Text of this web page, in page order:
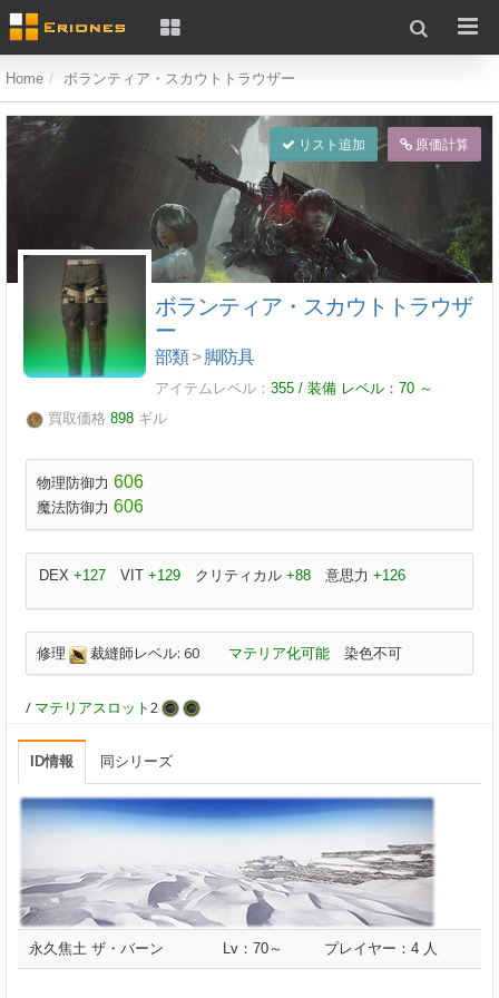
Home ボランティア・スカウトトラウザー
リスト追加 原価計算
ボランティア・スカウトトラウザ
ー
部類> 脚防具
アイテムレベル： 355 / 装備 レベル： 70 ～
買取価格 898 ギル
物理防御力 606
魔法防御力 606
DEX +127 VIT +129 クリティカル +88 意思力 +126
修理 裁縫師レベル: 60 マテリア化可能 染色不可
/ マテリアスロット2
ID情報 同シリーズ
永久焦土 ザ・バーン Lv：70～ プレイヤー：4 人